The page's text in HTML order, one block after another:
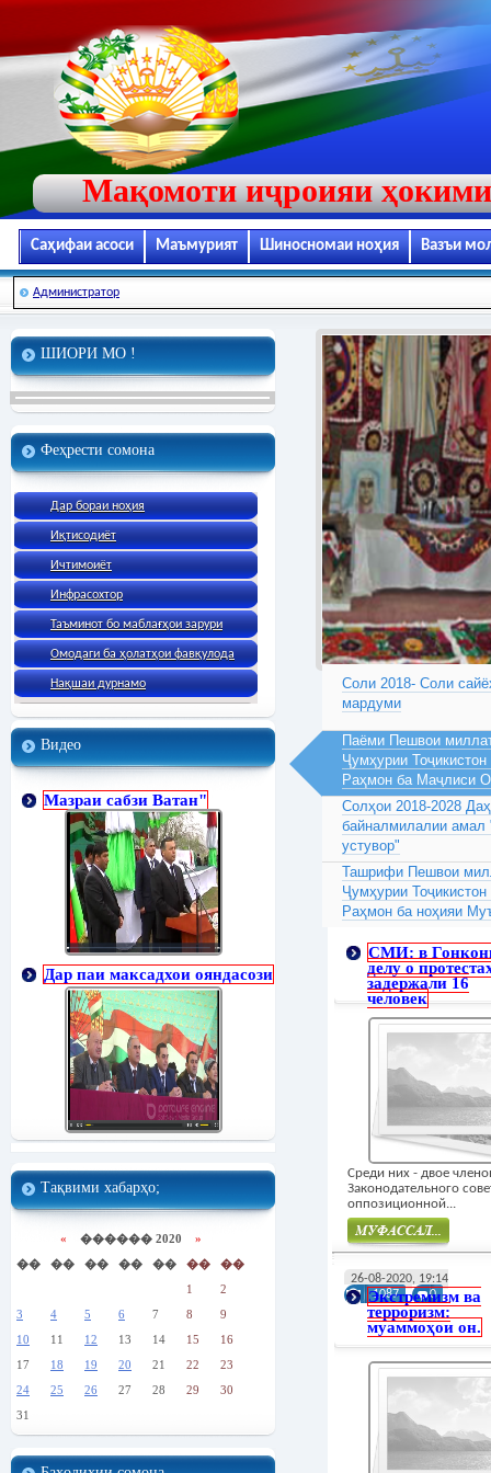
Мақомоти иҷроияи
Саҳифаи асоси Маъмурият Шиносномаи ноҳия Вазъи
Администратор
ШИОРИ МО !
Феҳрести сомона
Дар бораи ноҳия
Иқтисодиёт
Ичтимоиёт
Инфрасохтор
Таъминот бо маблағҳои зарури
Омодаги ба ҳолатҳои фавқулода
Нақшаи дурнамо
Видео
Мазраи сабзи Ватан"
Дар паи максадхои ояндасози
Тақвими хабарҳо;
« ������ 2020 »
��
�� �� �� �� ��
��
1
2
3
4 5 6 7 8
9
10
11 12 13 14 15
16
17
18 19 20 21 22
23
24
25 26 27 28 29
30
31
Соли 2018- Соли
мардуми
Паёми Пешвои
Ҷумҳурии
Раҳмон ба Маҷлиси
Солҳои 2018-2028
байналмилалии
устувор"
Ташрифи Пешвои
Ҷумҳурии
Раҳмон ба ноҳияи
СМИ: в
делу о
задержали 16
человек
Среди них - двое
Законодательного
оппозиционной...
26-08-2020, 19:14
1087
0
Экстремизм ва
терроризм:
муаммоҳои он.